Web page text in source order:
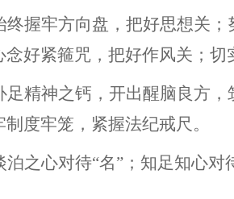
终握牢方向盘，把好思想关
念好紧箍咒，把好作风关；
足精神之钙，开出醒脑良方
度牢笼，紧握法纪戒尺。
泊之心对待“名”；知足知心